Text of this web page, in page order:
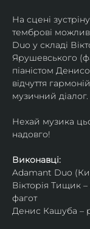
На сцені
темброві
Duo у складі
Ярушевського
піаністом
відчуття
музичний діалог.
Нехай музика
надовго!
Виконавці:
Adamant Duo
Вікторія Тищик
фагот
Денис Кашуба –